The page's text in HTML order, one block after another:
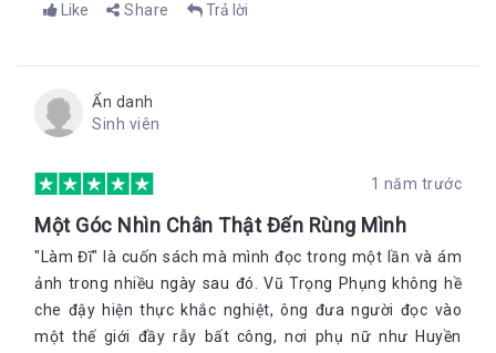
Like Share Trả lời
Ẩn danh
Sinh viên
1 năm trước
Một Góc Nhìn Chân Thật Đến Rùng Mình
"Làm Đĩ" là cuốn sách mà mình đọc trong một lần và ám
ảnh trong nhiều ngày sau đó. Vũ Trọng Phụng không hề
che đậy hiện thực khắc nghiệt, ông đưa người đọc vào
một thế giới đầy rẫy bất công, nơi phụ nữ như Huyền